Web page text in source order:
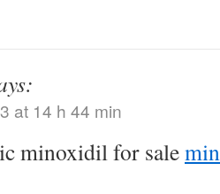
at 14 h 44 min
minoxidil for sale